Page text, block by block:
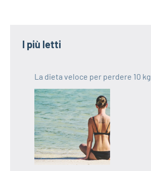
I più letti
La dieta veloce per perdere 10 kg